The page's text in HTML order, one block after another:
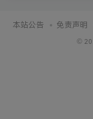
本站公告 免责声明
©